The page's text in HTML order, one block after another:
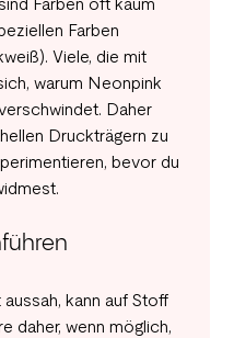
Farben oft kaum
Farben
Viele, die mit
warum Neonpink
Daher
Druckträgern zu
bevor du
kann auf Stoff
daher, wenn möglich,